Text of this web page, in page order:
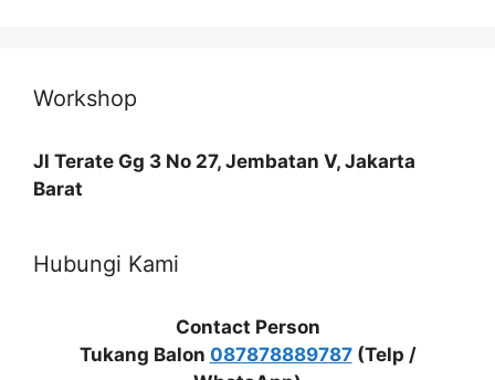
Workshop
Jl Terate Gg 3 No 27, Jembatan V, Jakarta
Barat
Hubungi Kami
Contact Person
Tukang Balon 087878889787(Telp /